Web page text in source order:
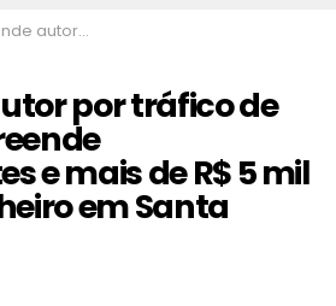
e mais de R$ 5 mil reais em dinheiro em Santa Bárbara
por tráfico de
e mais de R$ 5 mil
em Santa